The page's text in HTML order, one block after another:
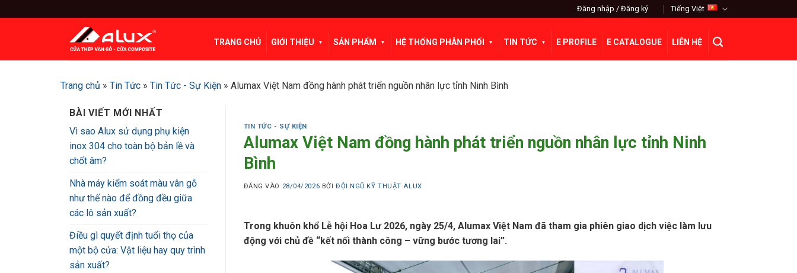
qua
Đăng nhập / Đăng ký Tiếng Việt
TRANG CHỦ GIỚI THIỆU SẢN PHẨM HỆ THỐNG PHÂN PHỐI TIN TỨC E PROFILE E CATALOGUE LIÊN HỆ
Trang chủ » Tin Tức » Tin Tức - Sự Kiện » Alumax Việt Nam đồng hành phát triển nguồn nhân lực tỉnh Ninh Bình
BÀI VIẾT MỚI NHẤT
Vì sao Alux sử dụng phụ kiện
inox 304 cho toàn bộ bản lề và
chốt âm?
Nhà máy kiểm soát màu vân gỗ
như thế nào để đồng đều giữa
các lô sản xuất?
Điều gì quyết định tuổi thọ của
một bộ cửa: Vật liệu hay quy trình
sản xuất?
TIN TỨC - SỰ KIỆN
Alumax Việt Nam đồng hành phát triển nguồn nhân lực tỉnh Ninh
Bình
ĐĂNG VÀO 28/04/2026 BỞI ĐỘI NGŨ KỸ THUẬT ALUX
Trong khuôn khổ Lễ hội Hoa Lư 2026, ngày 25/4, Alumax Việt Nam đã tham gia phiên giao dịch việc làm lưu
động với chủ đề “kết nối thành công – vững bước tương lai”.